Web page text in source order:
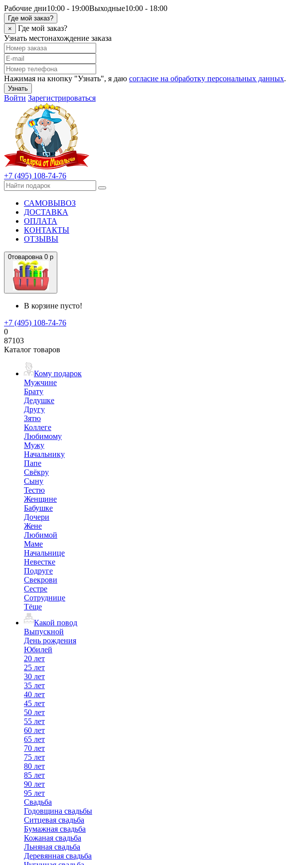
Рабочие дни10:00 - 19:00Выходные10:00 - 18:00
Где мой заказ?
×
Где мой заказ?
Узнать местонахождение заказа
Нажимая на кнопку "Узнать", я даю согласие на обработку персональных данных.
Узнать
Войти Зарегистрироваться
+7 (495) 108-74-76
САМОВЫВОЗ
ДОСТАВКА
ОПЛАТА
КОНТАКТЫ
ОТЗЫВЫ
0товаровна 0 р
В корзине пусто!
+7 (495) 108-74-76
0
87103
Каталог товаров
Кому подарок
Мужчине
Брату
Дедушке
Другу
Зятю
Коллеге
Любимому
Мужу
Начальнику
Папе
Свёкру
Сыну
Тестю
Женщине
Бабушке
Дочери
Жене
Любимой
Маме
Начальнице
Невестке
Подруге
Свекрови
Сестре
Сотруднице
Тёще
Какой повод
Выпускной
День рождения
Юбилей
20 лет
25 лет
30 лет
35 лет
40 лет
45 лет
50 лет
55 лет
60 лет
65 лет
70 лет
75 лет
80 лет
85 лет
90 лет
95 лет
Свадьба
Годовщина свадьбы
Ситцевая свадьба
Бумажная свадьба
Кожаная свадьба
Льняная свадьба
Деревянная свадьба